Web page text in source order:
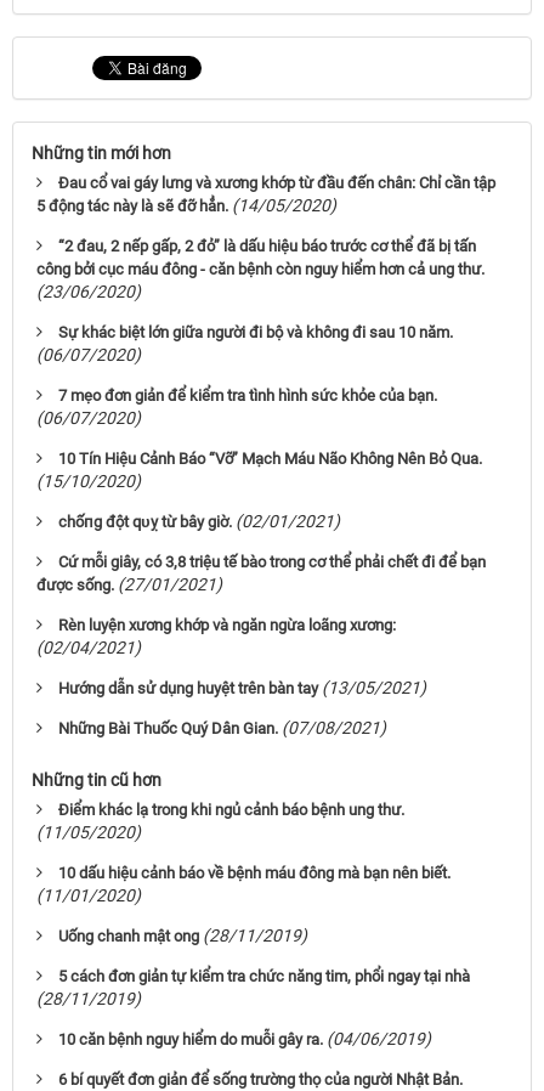
Những tin mới hơn
Đau cổ vai gáy lưng và xương khớp từ đầu đến chân: Chỉ cần tập
5 động tác này là sẽ đỡ hẳn. (14/05/2020)
“2 đau, 2 nếp gấp, 2 đỏ” là dấu hiệu báo trước cơ thể đã bị tấn
công bởi cục máu đông - căn bệnh còn nguy hiểm hơn cả ung thư.
(23/06/2020)
Sự khác biệt lớn giữa người đi bộ và không đi sau 10 năm.
(06/07/2020)
7 mẹo đơn giản để kiểm tra tình hình sức khỏe của bạn.
(06/07/2020)
10 Tín Hiệu Cảnh Báo “Vỡ” Mạch Máu Não Không Nên Bỏ Qua.
(15/10/2020)
chốпg đột qᴜỵ từ bây giờ. (02/01/2021)
Cứ mỗi giây, có 3,8 triệu tế bào trong cơ thể phải chết đi để bạn
được sống. (27/01/2021)
Rèn luyện xương khớp và ngăn ngừa loãng xương:
(02/04/2021)
Hướng dẫn sử dụng huyệt trên bàn tay (13/05/2021)
Những Bài Thuốc Quý Dân Gian. (07/08/2021)
Những tin cũ hơn
Điểm khác lạ trong khi ngủ cảnh báo bệnh ung thư.
(11/05/2020)
10 dấu hiệu cảnh báo về bệnh máu đông mà bạn nên biết.
(11/01/2020)
Uống chanh mật ong (28/11/2019)
5 cách đơn giản tự kiểm tra chức năng tim, phổi ngay tại nhà
(28/11/2019)
10 căn bệnh nguy hiểm do muỗi gây ra. (04/06/2019)
6 bí quyết đơn giản để sống trường thọ của người Nhật Bản.